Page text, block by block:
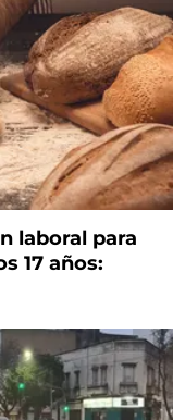
laboral para
17 años: